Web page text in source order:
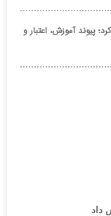
پیوند آموزش، اعتبار و
داد